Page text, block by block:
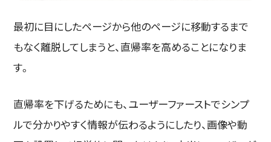
最初に目にしたページから他のページに移動するまで
もなく離脱してしまうと、直帰率を高めることになりま
す。
直帰率を下げるためにも、ユーザーファーストでシンプ
ルで分かりやすく情報が伝わるようにしたり、画像や動